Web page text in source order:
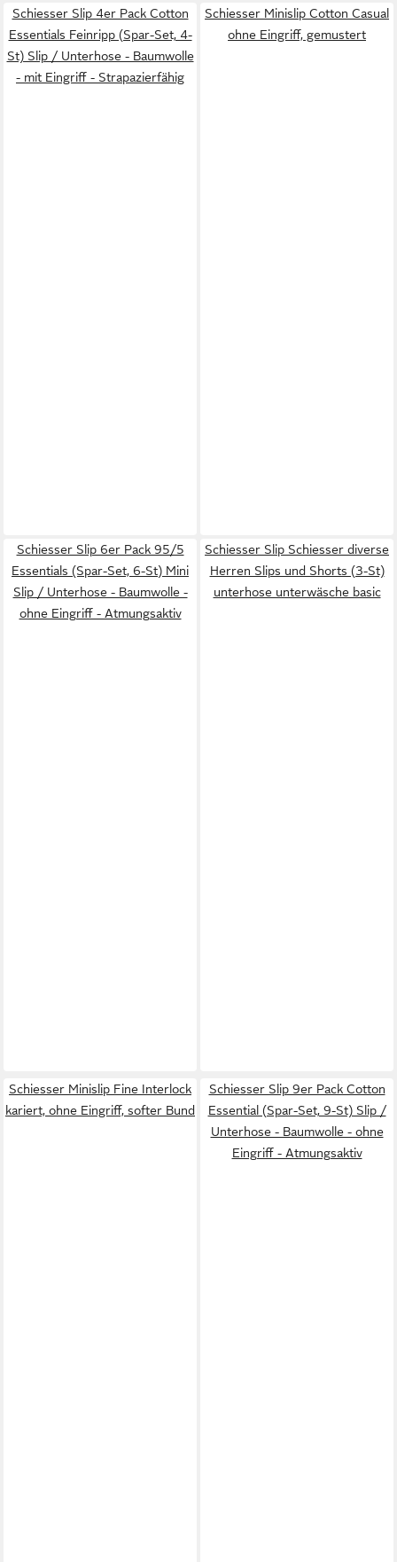
Schiesser Slip 4er Pack Cotton
Essentials Feinripp (Spar-Set, 4-
St) Slip / Unterhose - Baumwolle
- mit Eingriff - Strapazierfähig
Schiesser Minislip Cotton Casual
ohne Eingriff, gemustert
Schiesser Slip 6er Pack 95/5
Essentials (Spar-Set, 6-St) Mini
Slip / Unterhose - Baumwolle -
ohne Eingriff - Atmungsaktiv
Schiesser Slip Schiesser diverse
Herren Slips und Shorts (3-St)
unterhose unterwäsche basic
Schiesser Minislip Fine Interlock
kariert, ohne Eingriff, softer Bund
Schiesser Slip 9er Pack Cotton
Essential (Spar-Set, 9-St) Slip /
Unterhose - Baumwolle - ohne
Eingriff - Atmungsaktiv